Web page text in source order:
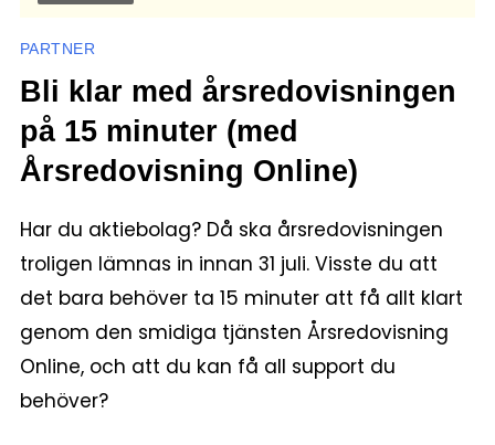
PARTNER
Bli klar med årsredovisningen
på 15 minuter (med
Årsredovisning Online)
Har du aktiebolag? Då ska årsredovisningen
troligen lämnas in innan 31 juli. Visste du att
det bara behöver ta 15 minuter att få allt klart
genom den smidiga tjänsten Årsredovisning
Online, och att du kan få all support du
behöver?